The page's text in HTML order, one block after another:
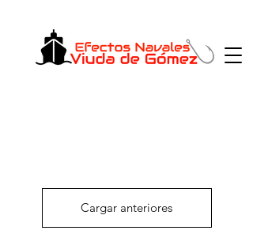
Cargar anteriores